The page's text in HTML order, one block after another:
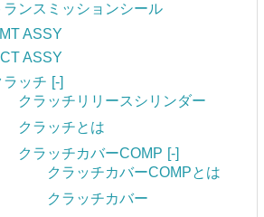
ランスミッションシール
ASSY
ASSY
ラッチ [-]
クラッチリリースシリンダー
クラッチとは
クラッチカバーCOMP [-]
クラッチカバーCOMPとは
クラッチカバー